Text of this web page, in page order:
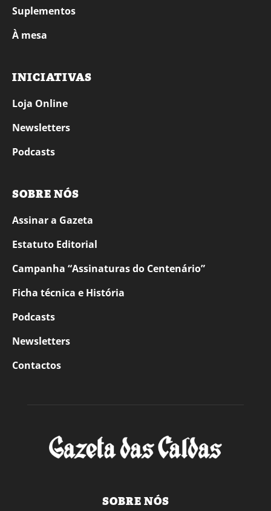
Suplementos
À mesa
INICIATIVAS
Loja Online
Newsletters
Podcasts
SOBRE NÓS
Assinar a Gazeta
Estatuto Editorial
Campanha “Assinaturas do Centenário”
Ficha técnica e História
Podcasts
Newsletters
Contactos
SOBRE NÓS